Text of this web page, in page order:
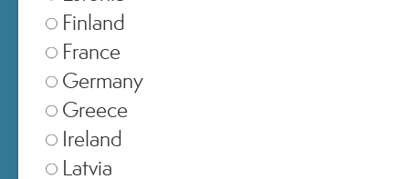
Finland
France
Germany
Greece
Ireland
Latvia